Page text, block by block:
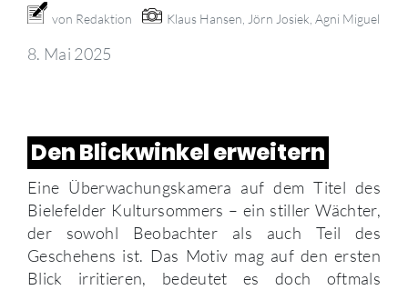
von Redaktion Klaus Hansen, Jörn Josiek, Agni Miguel
8. Mai 2025
Den Blickwinkel erweitern
Eine Überwachungskamera auf dem Titel des
Bielefelder Kultursommers – ein stiller Wächter,
der sowohl Beobachter als auch Teil des
Geschehens ist. Das Motiv mag auf den ersten
Blick irritieren, bedeutet es doch oftmals